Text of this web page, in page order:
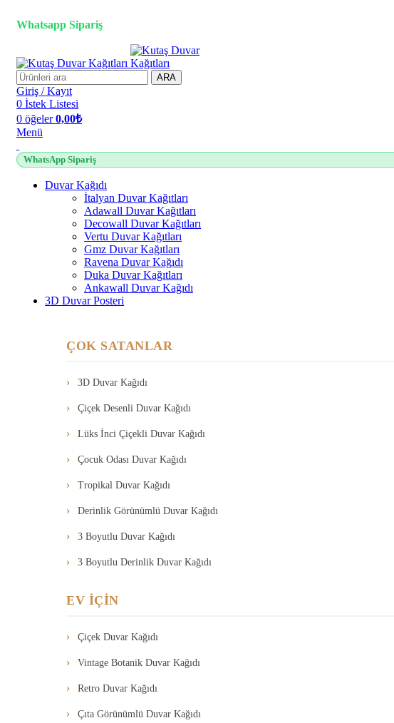
Whatsapp Sipariş
ARA
Giriş / Kayıt
0 İstek Listesi
0 öğeler 0,00₺
Menü
WhatsApp Sipariş
Duvar Kağıdı
İtalyan Duvar Kağıtları
Adawall Duvar Kağıtları
Decowall Duvar Kağıtları
Vertu Duvar Kağıtları
Gmz Duvar Kağıtları
Ravena Duvar Kağıdı
Duka Duvar Kağıtları
Ankawall Duvar Kağıdı
3D Duvar Posteri
ÇOK SATANLAR
3D Duvar Kağıdı
Çiçek Desenli Duvar Kağıdı
Lüks İnci Çiçekli Duvar Kağıdı
Çocuk Odası Duvar Kağıdı
Tropikal Duvar Kağıdı
Derinlik Görünümlü Duvar Kağıdı
3 Boyutlu Duvar Kağıdı
3 Boyutlu Derinlik Duvar Kağıdı
EV İÇİN
Çiçek Duvar Kağıdı
Vintage Botanik Duvar Kağıdı
Retro Duvar Kağıdı
Çıta Görünümlü Duvar Kağıdı